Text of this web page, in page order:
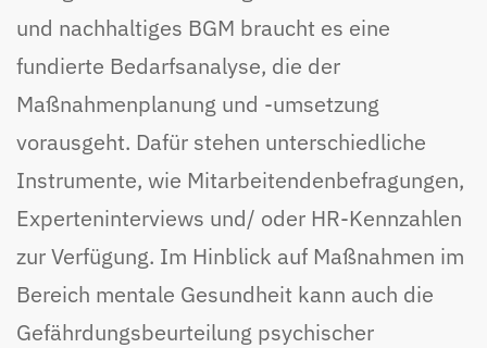
und nachhaltiges BGM braucht es eine
fundierte Bedarfsanalyse, die der
Maßnahmenplanung und -umsetzung
vorausgeht. Dafür stehen unterschiedliche
Instrumente, wie Mitarbeitendenbefragungen,
Experteninterviews und/ oder HR-Kennzahlen
zur Verfügung. Im Hinblick auf Maßnahmen im
Bereich mentale Gesundheit kann auch die
Gefährdungsbeurteilung psychischer